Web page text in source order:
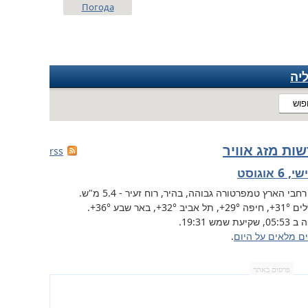
Погода
מזג אוויר rss
אוגוסט
הארץ טמפרטורה גבוהה, בהיר, רוח זעיר - 5.4 מ"ש.
+31°, חיפה +29°, תל אביב +32°
, באר שבע +36°
.
שמש 19:31.
מלאים על היום.
פרסום באתר